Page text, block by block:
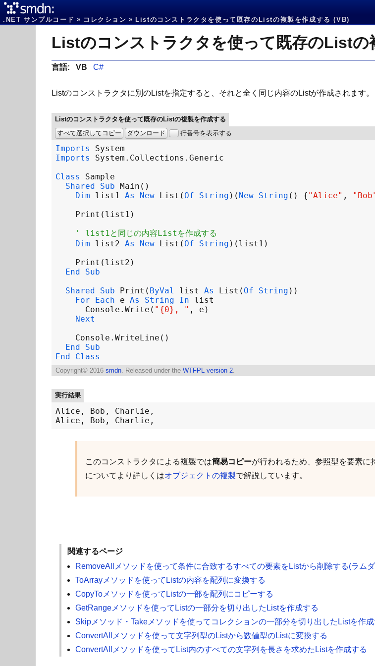
.NET サンプルコード コレクション Listのコンストラクタを使って既存のListの複製を作成する (VB)
Listのコンストラクタを使って既存のListの
言語: VB C#
Listのコンストラクタに別のListを指定すると、それと全く同じ内容のListが作成されます
Listのコンストラクタを使って既存のListの複製を作成する
すべて選択してコピー
ダウンロード 行番号を表示する
Imports
System
Imports
System . Collections . Generic
Class
Sample
Shared
Sub Main
Dim
list1 As New List ( Of String )( New String () { "Alice" ,
Print ( list1
' list1と同じの内容Listを作成する
Dim
list2 As New List ( Of String )( list1
Print ( list2
End
Sub
Shared
Sub Print ( ByVal list As List ( Of String
For
Each e As String In
list
Console . Write ( "{0}, " , e
Next
Console . WriteLine
End
Sub
End
Class
Copyright© 2016 smdn. Released under the WTFPL version 2.
実行結果
Alice, Bob, Charlie,
このコンストラクタによる複製では簡易コピーが行われるため、参照型を要素
についてより詳しくはオブジェクトの複製で解説しています。
関連するページ
RemoveAllメソッドを使って条件に合致するすべての要素をListから削除する(ラム
ToArrayメソッドを使ってListの内容を配列に変換する
CopyToメソッドを使ってListの一部を配列にコピーする
GetRangeメソッドを使ってListの一部分を切り出したListを作成する
Skipメソッド・Takeメソッドを使ってコレクションの一部分を切り出したListを作成
ConvertAllメソッドを使って文字列型のListから数値型のListに変換する
ConvertAllメソッドを使ってList内のすべての文字列を長さを求めたListを作成する